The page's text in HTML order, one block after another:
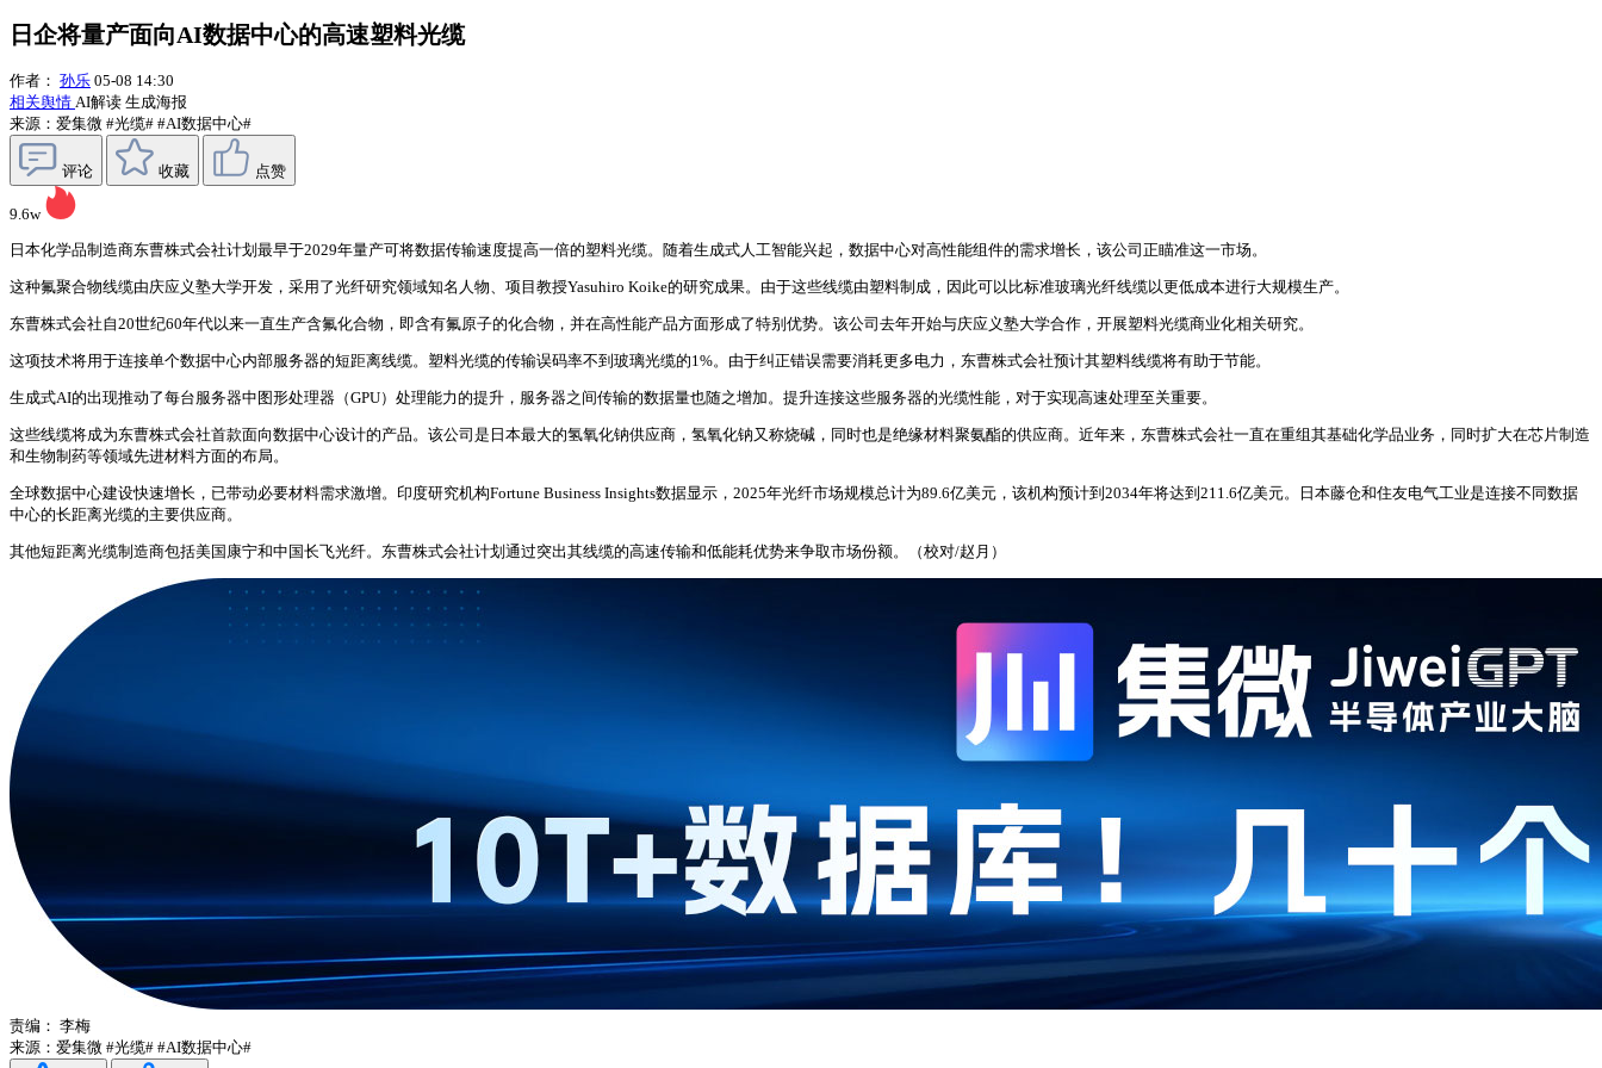
日企将量产面向AI数据中心的高速塑料光缆
作者： 孙乐 05-08 14:30
相关舆情 AI解读 生成海报
来源：爱集微 #光缆# #AI数据中心#
评论 收藏 点赞
9.6w
日本化学品制造商东曹株式会社计划最早于2029年量产可将数据传输速度提高一倍的塑料光缆。随着生成式人工智能兴起，数据中心对高性能组件的需求增长，该公司正瞄准这一市场。
这种氟聚合物线缆由庆应义塾大学开发，采用了光纤研究领域知名人物、项目教授Yasuhiro Koike的研究成果。由于这些线缆由塑料制成，因此可以比标准玻璃光纤线缆以更低成本进行大规模生产。
东曹株式会社自20世纪60年代以来一直生产含氟化合物，即含有氟原子的化合物，并在高性能产品方面形成了特别优势。该公司去年开始与庆应义塾大学合作，开展塑料光缆商业化相关研究。
这项技术将用于连接单个数据中心内部服务器的短距离线缆。塑料光缆的传输误码率不到玻璃光缆的1%。由于纠正错误需要消耗更多电力，东曹株式会社预计其塑料线缆将有助于节能。
生成式AI的出现推动了每台服务器中图形处理器（GPU）处理能力的提升，服务器之间传输的数据量也随之增加。提升连接这些服务器的光缆性能，对于实现高速处理至关重要。
这些线缆将成为东曹株式会社首款面向数据中心设计的产品。该公司是日本最大的氢氧化钠供应商，氢氧化钠又称烧碱，同时也是绝缘材料聚氨酯的供应商。近年来，东曹株式会社一直在重组其基础化学品业务，同时扩大在芯片制造
和生物制药等领域先进材料方面的布局。
全球数据中心建设快速增长，已带动必要材料需求激增。印度研究机构Fortune Business Insights数据显示，2025年光纤市场规模总计为89.6亿美元，该机构预计到2034年将达到211.6亿美元。日本藤仓和住友电气工业是连接不同数据
中心的长距离光缆的主要供应商。
其他短距离光缆制造商包括美国康宁和中国长飞光纤。东曹株式会社计划通过突出其线缆的高速传输和低能耗优势来争取市场份额。（校对/赵月）
责编： 李梅
来源：爱集微 #光缆# #AI数据中心#